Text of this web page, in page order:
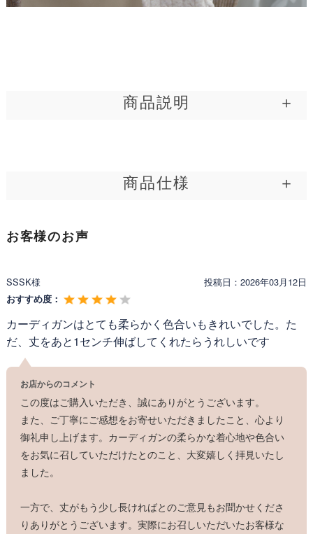
柔らかで、暖かな上質ニット
須のワンピース専用カーディガンです。
<Attention>
※お洗濯の際は、 弊社推奨洗濯方法をご覧ください。
商品説明
込む高伸縮素材で、動きやすさと上品な見た目を両立しました。 デ
みます。 一枚あるだけで、寒さ対策だけでなく、きちんと感の演出
にもひと役。春、秋、冬とロングシーズン活躍してくれる、頼れる
商品仕様
製品名:
やわらか カーディガン】
メーカー:
製造年:
2025年
区分:
新品
お客様のお声
SSSK様 投稿日： 2026年03月12日
おすすめ度：
カーディガンはとても柔らかく色合いもきれいでした。た
だ、丈をあと1センチ伸ばしてくれたらうれしいです
お店からのコメント
この度はご購入いただき、誠にありがとうございます。
また、ご丁寧にご感想をお寄せいただきましたこと、心より
御礼申し上げます。カーディガンの柔らかな着心地や色合い
をお気に召していただけたとのこと、大変嬉しく拝見いたし
ました。
一方で、丈がもう少し長ければとのご意見もお聞かせくださ
りありがとうございます。実際にお召しいただいたお客様な